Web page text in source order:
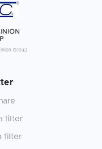
Group
filter
filter